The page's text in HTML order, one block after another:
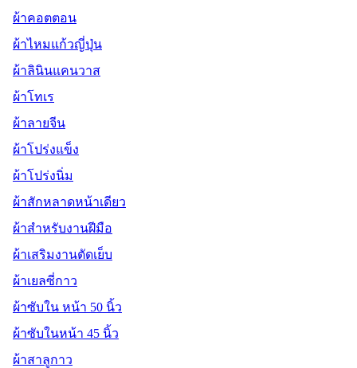
ผ้าคอตตอน
ผ้าไหมแก้วญี่ปุ่น
ผ้าลินินแคนวาส
ผ้าโทเร
ผ้าลายจีน
ผ้าโปร่งแข็ง
ผ้าโปร่งนิ่ม
ผ้าสักหลาดหน้าเดียว
ผ้าสำหรับงานฝีมือ
ผ้าเสริมงานตัดเย็บ
ผ้าเยลซี่กาว
ผ้าซับใน หน้า 50 นิ้ว
ผ้าซับในหน้า 45 นิ้ว
ผ้าสาลูกาว